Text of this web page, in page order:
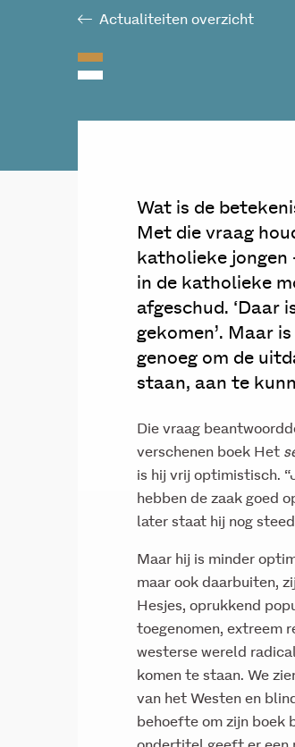
Actualiteiten overzicht
Wat is de
Met die vraag
katholieke
in de katholieke
afgeschud. ‘Daar
gekomen’. Maar
genoeg om de
staan, aan te
Die vraag
verschenen boek Het
is hij vrij optimistisch.
hebben de zaak goed
later staat hij nog
Maar hij is minder
maar ook daarbuiten,
Hesjes, oprukkend
toegenomen, extreem
westerse wereld
komen te staan. We
van het Westen en
behoefte om zijn boek